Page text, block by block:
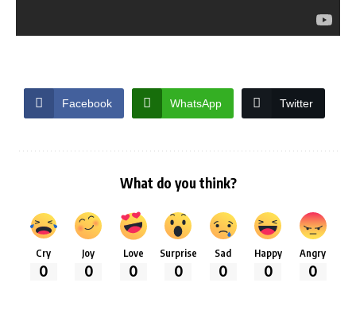
Facebook WhatsApp Twitter
What do you think?
Cry
0
Joy
0
Love
0
Surprise
0
Sad
0
Happy
0
Angry
0